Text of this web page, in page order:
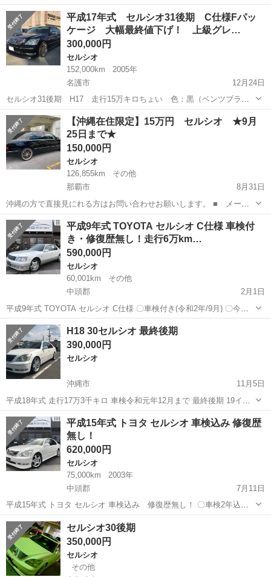
ホワイト ○平成16年登録 ○C仕様 ○車検は令和4年11月まで ○走行約16
万km弱 ○タイミングベルト交換済み ○純正ナビ(ワンセグ) ○サンルー...
沖縄 豊見城市 赤嶺駅 車両
平成17年式 セルシオ31後期 C仕様Fパッ
ケージ 大幅最終値下げ！ 上級グレ…
300,000円
セルシオ
152,000km
2005年
名護市
12月24日
セルシオ31後期 H17 走行15万キロちょい 色：黒（ベンツブラッ
ク） 車検が、3月までしか無いので、今だと、名義変更だけで、乗り
出せますが、来月には、抹消しますので、車検代金等の諸費用が掛か
ってしまいますので、購入検討中...
沖縄 名護市 セルシオ 後期
【沖縄在住限定】15万円 セルシオ ★9月
25日まで★
150,000円
セルシオ
126,855km
その他
那覇市
8月31日
沖縄の方で直接見にれる方はお問い合わせお願いします。 ■ メーカ
ー名： トヨタ ■ 車種名： セルシオ ■ グレード名： 社外アル
ミ 本革シート 電格ミラー パワーシート キーレス ■ 排気
量： 4300cc ...
沖縄 那覇市 セルシオ
平成9年式 TOYOTA セルシオ C仕様 車検付
き・修復歴無し！走行6万km…
590,000円
セルシオ
60,001km
その他
中頭郡
2月1日
平成9年式 TOYOTA セルシオ C仕様 〇車検付き(令和2年/9月) 〇今年
度自動車税込み 〇修復歴無し 〇走行6万キロ台 〇キーレスキー 〇本
革シート 〇前席電動シート 〇HIDライト 〇サンルー...
沖縄 中頭郡 TOYOTA
H18 30セルシオ 最終後期
390,000円
セルシオ
沖縄市
11月5日
平成18年式 走行17万3千キロ 車検令和元年12月まで 最終後期 19イン
チアルミ 内装、外装、キレイな方だと思います 軽自動車、大型バイク
下取り考えます よろしくお願いします
沖縄 沖縄市 セルシオ 後期
平成15年式 トヨタ セルシオ 車検込み 修復歴
無し！
620,000円
セルシオ
75,000km
2003年
中頭郡
7月11日
平成15年式 トヨタ セルシオ 車検込み 修復歴無し！ 〇車検2年込み
〇修復歴無し 〇保証3カ月／3,000㎞ 〇スマートキー 〇本革電動シー
沖縄 中頭郡 自動車ローン
セルシオ30後期
350,000円
セルシオ
その他